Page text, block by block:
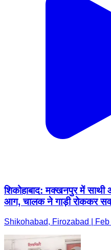
शिकोहाबाद: मक्खनपुर में
आग, चालक ने गाड़ी रोककर
Shikohabad, Firozabad |